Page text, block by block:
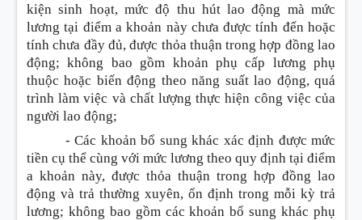
kiện sinh hoạt, mức độ thu hút lao động mà mức
lương tại điểm a khoản này chưa được tính đến hoặc
tính chưa đầy đủ, được thỏa thuận trong hợp đồng lao
động; không bao gồm khoản phụ cấp lương phụ
thuộc hoặc biến động theo năng suất lao động, quá
trình làm việc và chất lượng thực hiện công việc của
người lao động;
- Các khoản bổ sung khác xác định được mức
tiền cụ thể cùng với mức lương theo quy định tại điểm
a khoản này, được thỏa thuận trong hợp đồng lao
động và trả thường xuyên, ổn định trong mỗi kỳ trả
lương; không bao gồm các khoản bổ sung khác phụ